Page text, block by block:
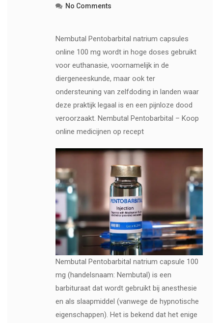
No Comments
Nembutal Pentobarbital natrium capsules
online 100 mg wordt in hoge doses gebruikt
voor euthanasie, voornamelijk in de
diergeneeskunde, maar ook ter
ondersteuning van zelfdoding in landen waar
deze praktijk legaal is en een pijnloze dood
veroorzaakt. Nembutal Pentobarbital – Koop
online medicijnen op recept
Nembutal Pentobarbital natrium capsule 100
mg (handelsnaam: Nembutal) is een
barbituraat dat wordt gebruikt bij anesthesie
en als slaapmiddel (vanwege de hypnotische
eigenschappen). Het is bekend dat het enige